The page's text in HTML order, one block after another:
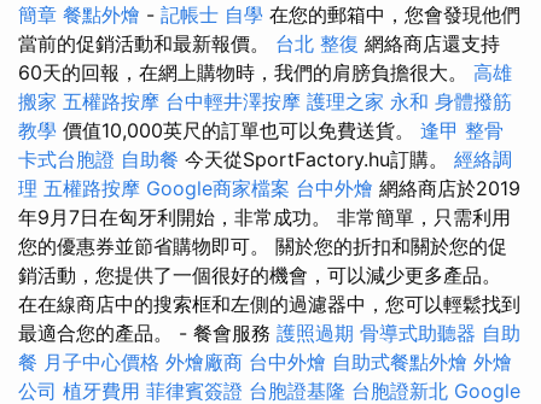
簡章 餐點外燴 - 記帳士 自學 在您的郵箱中，您會發現他們
當前的促銷活動和最新報價。 台北 整復 網絡商店還支持
60天的回報，在網上購物時，我們的肩膀負擔很大。 高雄
搬家 五權路按摩 台中輕井澤按摩 護理之家 永和 身體撥筋
教學 價值10,000英尺的訂單也可以免費送貨。 逢甲 整骨
卡式台胞證 自助餐 今天從SportFactory.hu訂購。 經絡調
理 五權路按摩 Google商家檔案 台中外燴 網絡商店於2019
年9月7日在匈牙利開始，非常成功。 非常簡單，只需利用
您的優惠券並節省購物即可。 關於您的折扣和關於您的促
銷活動，您提供了一個很好的機會，可以減少更多產品。
在在線商店中的搜索框和左側的過濾器中，您可以輕鬆找到
最適合您的產品。 - 餐會服務 護照過期 骨導式助聽器 自助
餐 月子中心價格 外燴廠商 台中外燴 自助式餐點外燴 外燴
公司 植牙費用 菲律賓簽證 台胞證基隆 台胞證新北 Google